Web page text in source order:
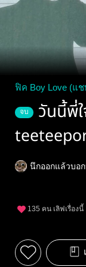
ฟิค Boy Love (แช
จบ
วันนี้พี่
นึกออกแล้วบอ
135 คน เลิฟเรื่องนี้